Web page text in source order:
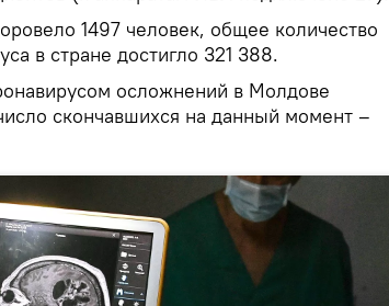
1497 человек, общее количество
в стране достигло 321 388.
осложнений в Молдове
скончавшихся на данный момент –